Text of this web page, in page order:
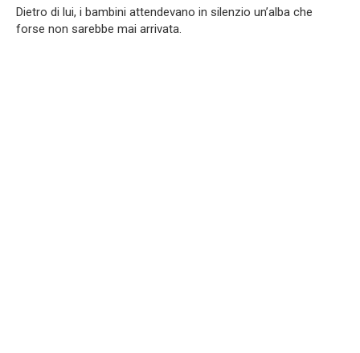
Dietro di lui, i bambini attendevano in silenzio un’alba che
forse non sarebbe mai arrivata.